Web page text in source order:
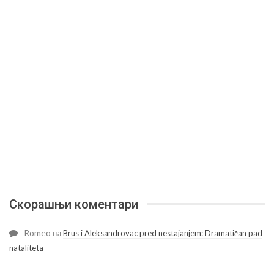
Скорашњи коментари
Romeo наBrus i Aleksandrovac pred nestajanjem: Dramatičan pad
nataliteta